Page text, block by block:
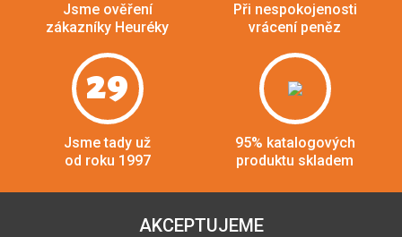
Jsme ověření
zákazníky Heuréky
Při nespokojenosti
vrácení peněz
29
Jsme tady už
od roku 1997
95% katalogových
produktu skladem
AKCEPTUJEME